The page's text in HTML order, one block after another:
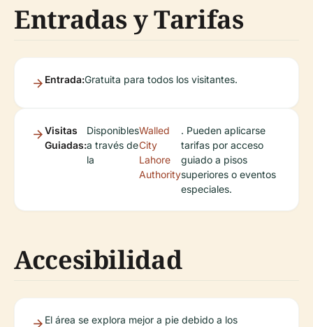
Entradas y Tarifas
Entrada:Gratuita para todos los visitantes.
Visitas
Guiadas:
Disponibles
a través de
la
Walled
City
Lahore
Authority
. Pueden aplicarse
tarifas por acceso
guiado a pisos
superiores o eventos
especiales.
Accesibilidad
El área se explora mejor a pie debido a los